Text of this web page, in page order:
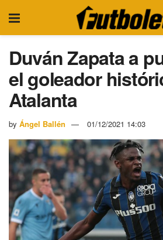
Duván Zapata a
el goleador
Atalanta
by Ángel Ballén 01/12/2021 14:03